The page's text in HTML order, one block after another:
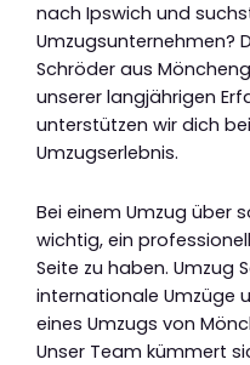
nach Ipswich und
Umzugsunternehmen?
Schröder aus
unserer langjährigen
unterstützen wir dich
Umzugserlebnis.
Bei einem Umzug über
wichtig, ein
Seite zu haben. Umzug
internationale Umzüge
eines Umzugs von
Unser Team kümmert